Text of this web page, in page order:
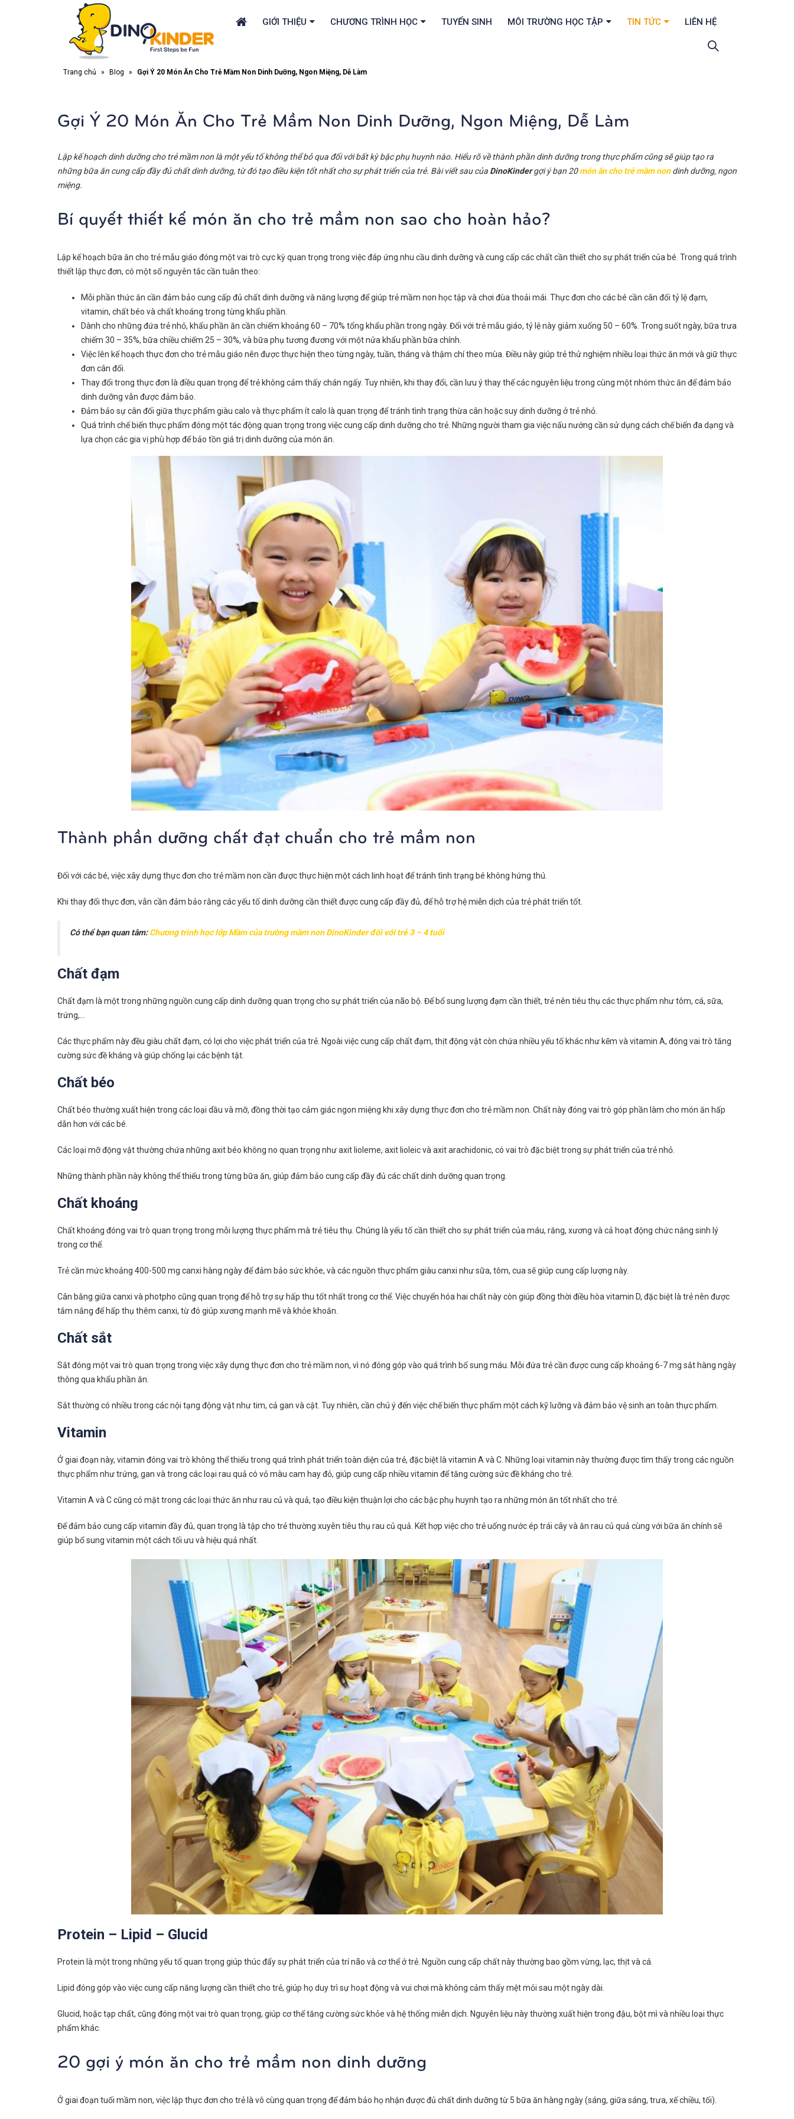
GIỚI THIỆU CHƯƠNG TRÌNH HỌC TUYỂN SINH MÔI TRƯỜNG HỌC TẬP TIN TỨC LIÊN HỆ
Trang chủ » Blog » Gợi Ý 20 Món Ăn Cho Trẻ Mầm Non Dinh Dưỡng, Ngon Miệng, Dễ Làm
Gợi Ý 20 Món Ăn Cho Trẻ Mầm Non Dinh Dưỡng, Ngon Miệng, Dễ Làm
Lập kế hoạch dinh dưỡng cho trẻ mầm non là một yếu tố không thể bỏ qua đối với bất kỳ bậc phụ huynh nào. Hiểu rõ về thành phần dinh dưỡng trong thực phẩm cũng sẽ giúp tạo ra
những bữa ăn cung cấp đầy đủ chất dinh dưỡng, từ đó tạo điều kiện tốt nhất cho sự phát triển của trẻ. Bài viết sau của DinoKindergợi ý bạn 20món ăn cho trẻ mầm nondinh dưỡng, ngon
miệng.
Bí quyết thiết kế món ăn cho trẻ mầm non sao cho hoàn hảo?
Lập kế hoạch bữa ăn cho trẻ mẫu giáo đóng một vai trò cực kỳ quan trọng trong việc đáp ứng nhu cầu dinh dưỡng và cung cấp các chất cần thiết cho sự phát triển của bé. Trong quá trình
thiết lập thực đơn, có một số nguyên tắc cần tuân theo:
Mỗi phần thức ăn cần đảm bảo cung cấp đủ chất dinh dưỡng và năng lượng để giúp trẻ mầm non học tập và chơi đùa thoải mái. Thực đơn cho các bé cần cân đối tỷ lệ đạm,
vitamin, chất béo và chất khoáng trong từng khẩu phần.
Dành cho những đứa trẻ nhỏ, khẩu phần ăn cần chiếm khoảng 60 – 70% tổng khẩu phần trong ngày. Đối với trẻ mẫu giáo, tỷ lệ này giảm xuống 50 – 60%. Trong suốt ngày, bữa trưa
chiếm 30 – 35%, bữa chiều chiếm 25 – 30%, và bữa phụ tương đương với một nửa khẩu phần bữa chính.
Việc lên kế hoạch thực đơn cho trẻ mẫu giáo nên được thực hiện theo từng ngày, tuần, tháng và thậm chí theo mùa. Điều này giúp trẻ thử nghiệm nhiều loại thức ăn mới và giữ thực
đơn cân đối.
Thay đổi trong thực đơn là điều quan trọng để trẻ không cảm thấy chán ngấy. Tuy nhiên, khi thay đổi, cần lưu ý thay thế các nguyên liệu trong cùng một nhóm thức ăn để đảm bảo
dinh dưỡng vẫn được đảm bảo.
Đảm bảo sự cân đối giữa thực phẩm giàu calo và thực phẩm ít calo là quan trọng để tránh tình trạng thừa cân hoặc suy dinh dưỡng ở trẻ nhỏ.
Quá trình chế biến thực phẩm đóng một tác động quan trọng trong việc cung cấp dinh dưỡng cho trẻ. Những người tham gia việc nấu nướng cần sử dụng cách chế biến đa dạng và
lựa chọn các gia vị phù hợp để bảo tồn giá trị dinh dưỡng của món ăn.
Thành phần dưỡng chất đạt chuẩn cho trẻ mầm non
Đối với các bé, việc xây dựng thực đơn cho trẻ mầm non cần được thực hiện một cách linh hoạt để tránh tình trạng bé không hứng thú.
Khi thay đổi thực đơn, vẫn cần đảm bảo rằng các yếu tố dinh dưỡng cần thiết được cung cấp đầy đủ, để hỗ trợ hệ miễn dịch của trẻ phát triển tốt.
Có thể bạn quan tâm:Chương trình học lớp Mầm của trường mầm non DinoKinder đối với trẻ 3 – 4 tuổi
Chất đạm
Chất đạm là một trong những nguồn cung cấp dinh dưỡng quan trọng cho sự phát triển của não bộ. Để bổ sung lượng đạm cần thiết, trẻ nên tiêu thụ các thực phẩm như tôm, cá, sữa,
trứng,…
Các thực phẩm này đều giàu chất đạm, có lợi cho việc phát triển của trẻ. Ngoài việc cung cấp chất đạm, thịt động vật còn chứa nhiều yếu tố khác như kẽm và vitamin A, đóng vai trò tăng
cường sức đề kháng và giúp chống lại các bệnh tật.
Chất béo
Chất béo thường xuất hiện trong các loại dầu và mỡ, đồng thời tạo cảm giác ngon miệng khi xây dựng thực đơn cho trẻ mầm non. Chất này đóng vai trò góp phần làm cho món ăn hấp
dẫn hơn với các bé.
Các loại mỡ động vật thường chứa những axit béo không no quan trọng như axit lioleme, axit lioleic và axit arachidonic, có vai trò đặc biệt trong sự phát triển của trẻ nhỏ.
Những thành phần này không thể thiếu trong từng bữa ăn, giúp đảm bảo cung cấp đầy đủ các chất dinh dưỡng quan trọng.
Chất khoáng
Chất khoáng đóng vai trò quan trọng trong mỗi lượng thực phẩm mà trẻ tiêu thụ. Chúng là yếu tố cần thiết cho sự phát triển của máu, răng, xương và cả hoạt động chức năng sinh lý
trong cơ thể.
Trẻ cần mức khoảng 400-500 mg canxi hàng ngày để đảm bảo sức khỏe, và các nguồn thực phẩm giàu canxi như sữa, tôm, cua sẽ giúp cung cấp lượng này.
Cân bằng giữa canxi và photpho cũng quan trọng để hỗ trợ sự hấp thu tốt nhất trong cơ thể. Việc chuyển hóa hai chất này còn giúp đồng thời điều hòa vitamin D, đặc biệt là trẻ nên được
tắm nắng để hấp thụ thêm canxi, từ đó giúp xương mạnh mẽ và khỏe khoắn.
Chất sắt
Sắt đóng một vai trò quan trọng trong việc xây dựng thực đơn cho trẻ mầm non, vì nó đóng góp vào quá trình bổ sung máu. Mỗi đứa trẻ cần được cung cấp khoảng 6-7 mg sắt hàng ngày
thông qua khẩu phần ăn.
Sắt thường có nhiều trong các nội tạng động vật như tim, cả gan và cật. Tuy nhiên, cần chú ý đến việc chế biến thực phẩm một cách kỹ lưỡng và đảm bảo vệ sinh an toàn thực phẩm.
Vitamin
Ở giai đoạn này, vitamin đóng vai trò không thể thiếu trong quá trình phát triển toàn diện của trẻ, đặc biệt là vitamin A và C. Những loại vitamin này thường được tìm thấy trong các nguồn
thực phẩm như trứng, gan và trong các loại rau quả có vỏ màu cam hay đỏ, giúp cung cấp nhiều vitamin để tăng cường sức đề kháng cho trẻ.
Vitamin A và C cũng có mặt trong các loại thức ăn như rau củ và quả, tạo điều kiện thuận lợi cho các bậc phụ huynh tạo ra những món ăn tốt nhất cho trẻ.
Để đảm bảo cung cấp vitamin đầy đủ, quan trọng là tập cho trẻ thường xuyên tiêu thụ rau củ quả. Kết hợp việc cho trẻ uống nước ép trái cây và ăn rau củ quả cùng với bữa ăn chính sẽ
giúp bổ sung vitamin một cách tối ưu và hiệu quả nhất.
Protein – Lipid – Glucid
Protein là một trong những yếu tố quan trọng giúp thúc đẩy sự phát triển của trí não và cơ thể ở trẻ. Nguồn cung cấp chất này thường bao gồm vừng, lạc, thịt và cá.
Lipid đóng góp vào việc cung cấp năng lượng cần thiết cho trẻ, giúp họ duy trì sự hoạt động và vui chơi mà không cảm thấy mệt mỏi sau một ngày dài.
Glucid, hoặc tạp chất, cũng đóng một vai trò quan trọng, giúp cơ thể tăng cường sức khỏe và hệ thống miễn dịch. Nguyên liệu này thường xuất hiện trong đậu, bột mì và nhiều loại thực
phẩm khác.
20 gợi ý món ăn cho trẻ mầm non dinh dưỡng
Ở giai đoạn tuổi mầm non, việc lập thực đơn cho trẻ là vô cùng quan trọng để đảm bảo họ nhận được đủ chất dinh dưỡng từ 5 bữa ăn hàng ngày (sáng, giữa sáng, trưa, xế chiều, tối).